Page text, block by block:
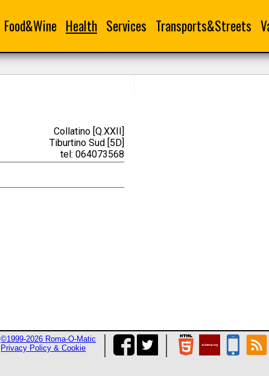
Food&Wine Health Services Transports&Streets
Collatino [Q.XXII]
Tiburtino Sud [5D]
tel: 064073568
©1999-2026 Roma-O-Matic
Privacy Policy & Cookie